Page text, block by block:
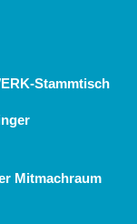
Stammtisch
Mitmachraum